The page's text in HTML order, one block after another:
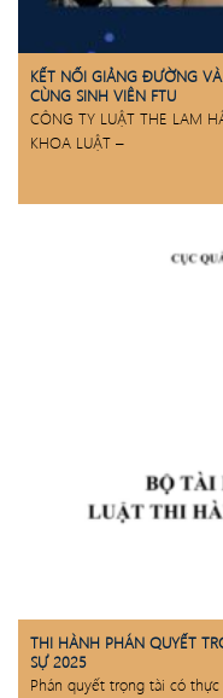
KẾT NỐI GIẢNG ĐƯỜNG
CÙNG SINH VIÊN FTU
CÔNG TY LUẬT THE LAM
KHOA LUẬT –
THI HÀNH PHÁN QUYẾT
SỰ 2025
Phán quyết trọng tài có